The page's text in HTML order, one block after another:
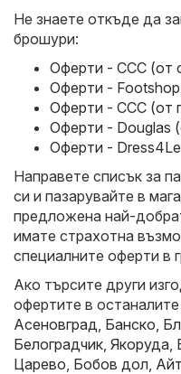
Не знаете откъде да
брошури:
Оферти - CCC (от
Оферти -
Оферти - CCC (от
Оферти - Douglas
Оферти -
Направете списък за
си и пазарувайте в
предложена най-
имате страхотна
специалните оферти в
Ако търсите други
офертите в
Асеновград Банско
Белоградчик Якоруда
Царево Бобов дол